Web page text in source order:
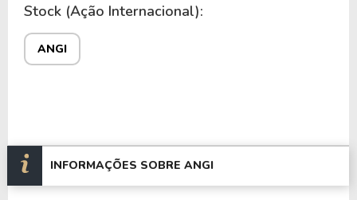
Stock (Ação Internacional):
ANGI
INFORMAÇÕES SOBRE ANGI